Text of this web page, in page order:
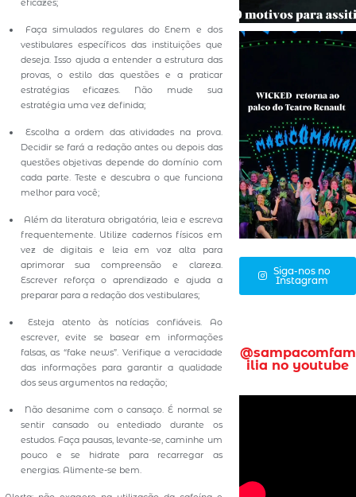
eficazes;
Faça simulados regulares do Enem e dos
vestibulares específicos das instituições que
deseja. Isso ajuda a entender a estrutura das
provas, o estilo das questões e a praticar
estratégias eficazes. Não mude sua
estratégia uma vez definida;
Escolha a ordem das atividades na prova.
Decidir se fará a redação antes ou depois das
questões objetivas depende do domínio com
cada parte. Teste e descubra o que funciona
melhor para você;
Além da literatura obrigatória, leia e escreva
frequentemente. Utilize cadernos físicos em
vez de digitais e leia em voz alta para
aprimorar sua compreensão e clareza.
Escrever reforça o aprendizado e ajuda a
preparar para a redação dos vestibulares;
Esteja atento às notícias confiáveis. Ao
escrever, evite se basear em informações
falsas, as “fake news”. Verifique a veracidade
das informações para garantir a qualidade
dos seus argumentos na redação;
Não desanime com o cansaço. É normal se
sentir cansado ou entediado durante os
estudos. Faça pausas, levante-se, caminhe um
pouco e se hidrate para recarregar as
energias. Alimente-se bem.
Siga-nos no
Instagram
@sampacomfam
ilia no youtube